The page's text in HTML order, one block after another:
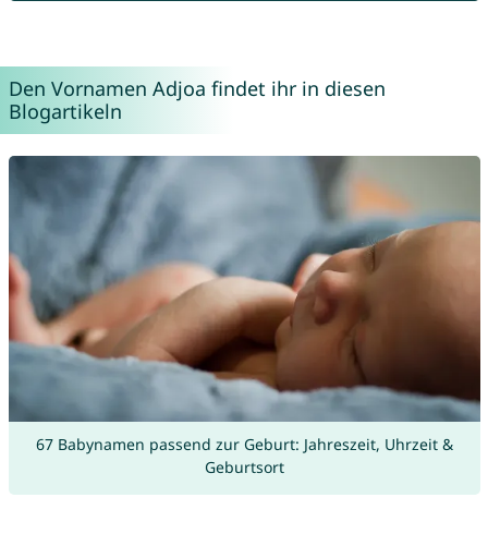
Den Vornamen Adjoa findet ihr in diesen
Blogartikeln
67 Babynamen passend zur Geburt: Jahreszeit, Uhrzeit &
Geburtsort